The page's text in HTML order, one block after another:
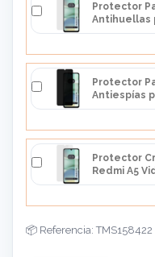
Protector
Antihuellas
Protector
Antiespías
Protector
Redmi A5
Referencia: TMS158422